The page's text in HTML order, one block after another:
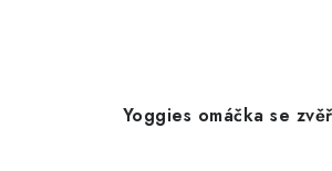
Yoggies omáčka se